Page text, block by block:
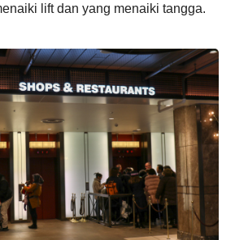
lift dan yang menaiki tangga.